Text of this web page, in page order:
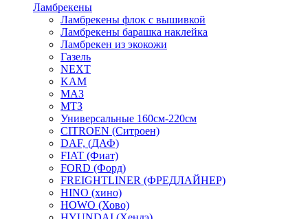
Ламбрекены
Ламбрекены флок с вышивкой
Ламбрекены барашка наклейка
Ламбрекен из экокожи
Газель
NEXT
KAM
МАЗ
МТЗ
Универсальные 160см-220см
CITROEN (Ситроен)
DAF, (ДАФ)
FIAT (Фиат)
FORD (Форд)
FREIGHTLINER (ФРЕДЛАЙНЕР)
HINO (хино)
HOWO (Хово)